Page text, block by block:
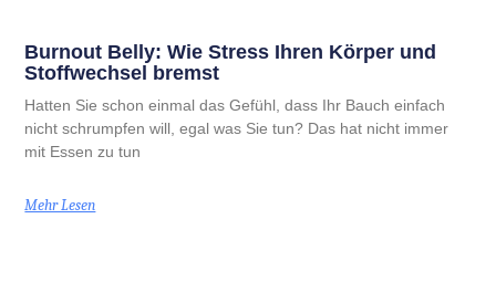
Burnout Belly: Wie Stress Ihren Körper und
Stoffwechsel bremst
Hatten Sie schon einmal das Gefühl, dass Ihr Bauch einfach
nicht schrumpfen will, egal was Sie tun? Das hat nicht immer
mit Essen zu tun
Mehr Lesen